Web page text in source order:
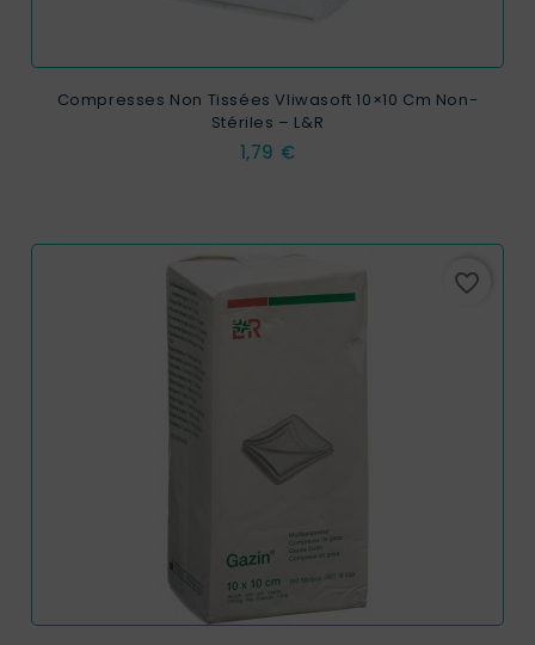
Compresses Non Tissées Vliwasoft 10×10 Cm Non-
Stériles – L&R
Prix
1,79 €
favorite_border